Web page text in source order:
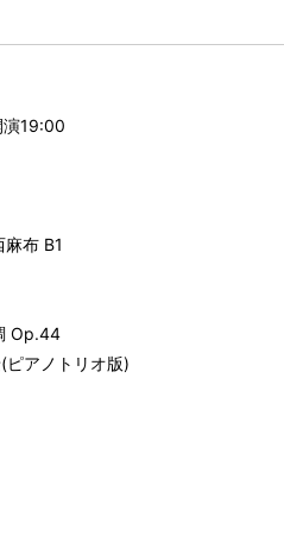
19:00
布 B1
Op.44
アノトリオ版)